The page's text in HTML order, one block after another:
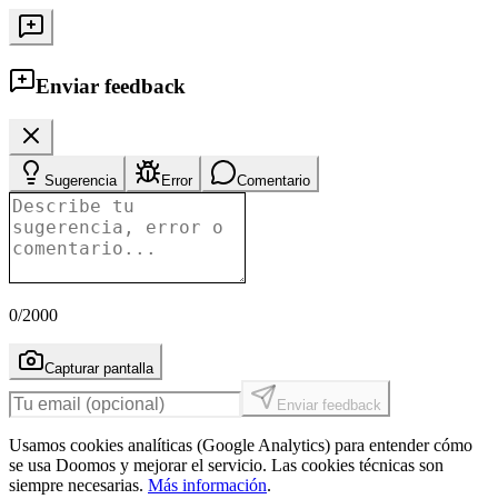
Enviar feedback
Sugerencia Error Comentario
0/2000
Capturar pantalla
Enviar feedback
Usamos cookies analíticas (Google Analytics) para entender cómo
se usa Doomos y mejorar el servicio. Las cookies técnicas son
siempre necesarias. Más información.